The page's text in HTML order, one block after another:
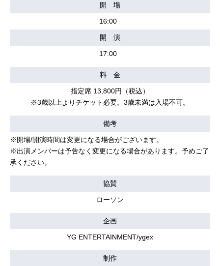
開 場
16:00
開 演
17:00
料 金
指定席 13,800円（税込）
※3歳以上よりチケット必要。3歳未満は入場不可。
備考
※開場/開演時間は変更になる場合がございます。
※出演メンバーは予告なく変更になる場合があります。予めご了
承ください。
協賛
ローソン
企画
YG ENTERTAINMENT/ygex
制作